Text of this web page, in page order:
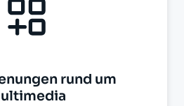
rund um